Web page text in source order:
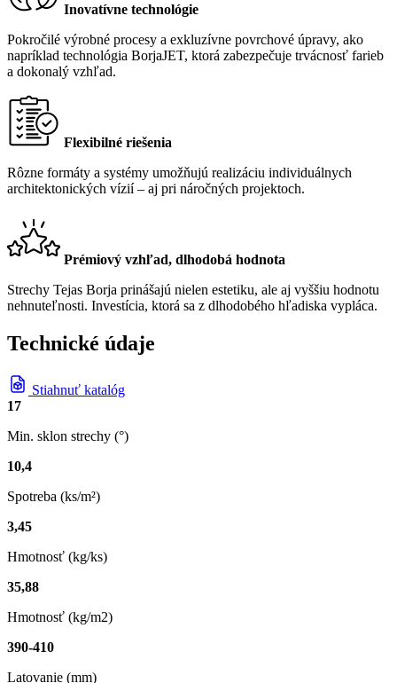
Inovatívne technológie
Pokročilé výrobné procesy a exkluzívne povrchové úpravy, ako
napríklad technológia BorjaJET, ktorá zabezpečuje trvácnosť farieb
a dokonalý vzhľad.
Flexibilné riešenia
Rôzne formáty a systémy umožňujú realizáciu individuálnych
architektonických vízií – aj pri náročných projektoch.
Prémiový vzhľad, dlhodobá hodnota
Strechy Tejas Borja prinášajú nielen estetiku, ale aj vyššiu hodnotu
nehnuteľnosti. Investícia, ktorá sa z dlhodobého hľadiska vypláca.
Technické údaje
Stiahnuť katalóg
17
Min. sklon strechy (°)
10,4
Spotreba (ks/m²)
3,45
Hmotnosť (kg/ks)
35,88
Hmotnosť (kg/m2)
390-410
Latovanie (mm)